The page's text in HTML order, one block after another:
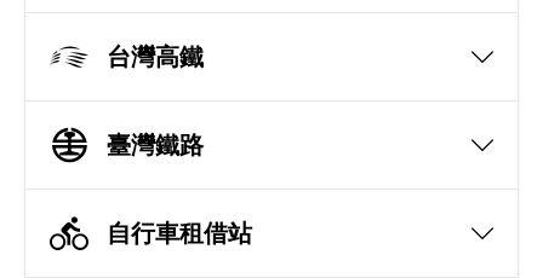
台灣高鐵
臺灣鐵路
自行車租借站